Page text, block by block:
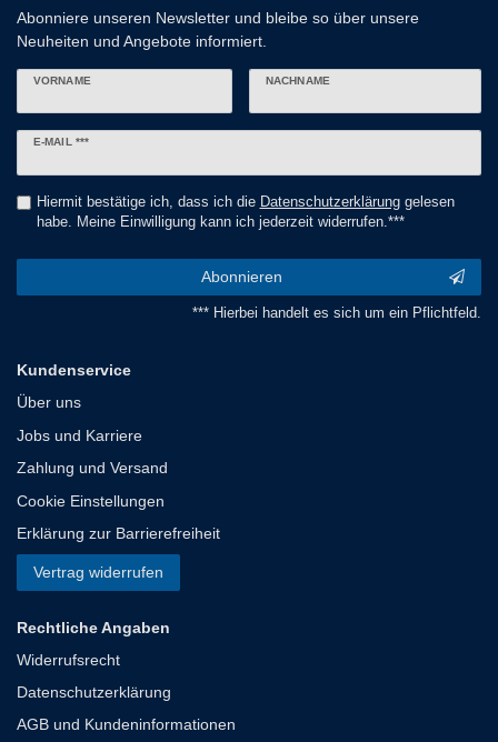
Abonniere unseren Newsletter und bleibe so über unsere
Neuheiten und Angebote informiert.
VORNAME NACHNAME
E-MAIL ***
Newsletter
Hiermit bestätige ich, dass ich die Daten­schutz­erklärunggelesen
habe. Meine Einwilligung kann ich jederzeit widerrufen.***
Abonnieren
*** Hierbei handelt es sich um ein Pflichtfeld.
Kundenservice
Über uns
Jobs und Karriere
Zahlung und Versand
Cookie Einstellungen
Erklärung zur Barrierefreiheit
Vertrag widerrufen
Rechtliche Angaben
Widerrufsrecht
Datenschutzerklärung
AGB und Kundeninformationen